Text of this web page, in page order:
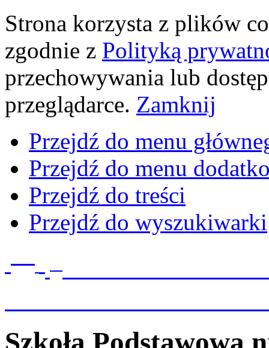
Strona korzysta z plików
zgodnie z Polityką
przechowywania lub
przeglądarce. Zamknij
Przejdź do menu
Przejdź do menu
Przejdź do treści
Przejdź do wyszukiwarki